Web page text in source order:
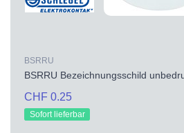
BSRRU
BSRRU Bezeichnungsschild
CHF 0.25
Sofort lieferbar